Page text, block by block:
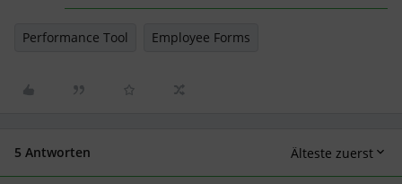
Performance Tool Employee Forms
5 Antworten Älteste zuerst